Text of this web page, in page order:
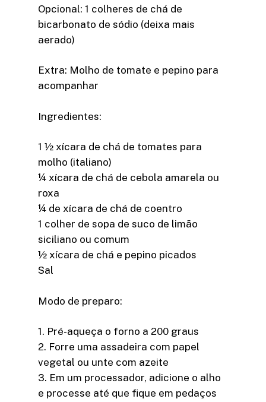
Opcional: 1 colheres de chá de
bicarbonato de sódio (deixa mais
aerado)
Extra: Molho de tomate e pepino para
acompanhar
Ingredientes:
1 ½ xícara de chá de tomates para
molho (italiano)
¼ xícara de chá de cebola amarela ou
roxa
¼ de xícara de chá de coentro
1 colher de sopa de suco de limão
siciliano ou comum
½ xícara de chá e pepino picados
Sal
Modo de preparo:
1. Pré-aqueça o forno a 200 graus
2. Forre uma assadeira com papel
vegetal ou unte com azeite
3. Em um processador, adicione o alho
e processe até que fique em pedaços